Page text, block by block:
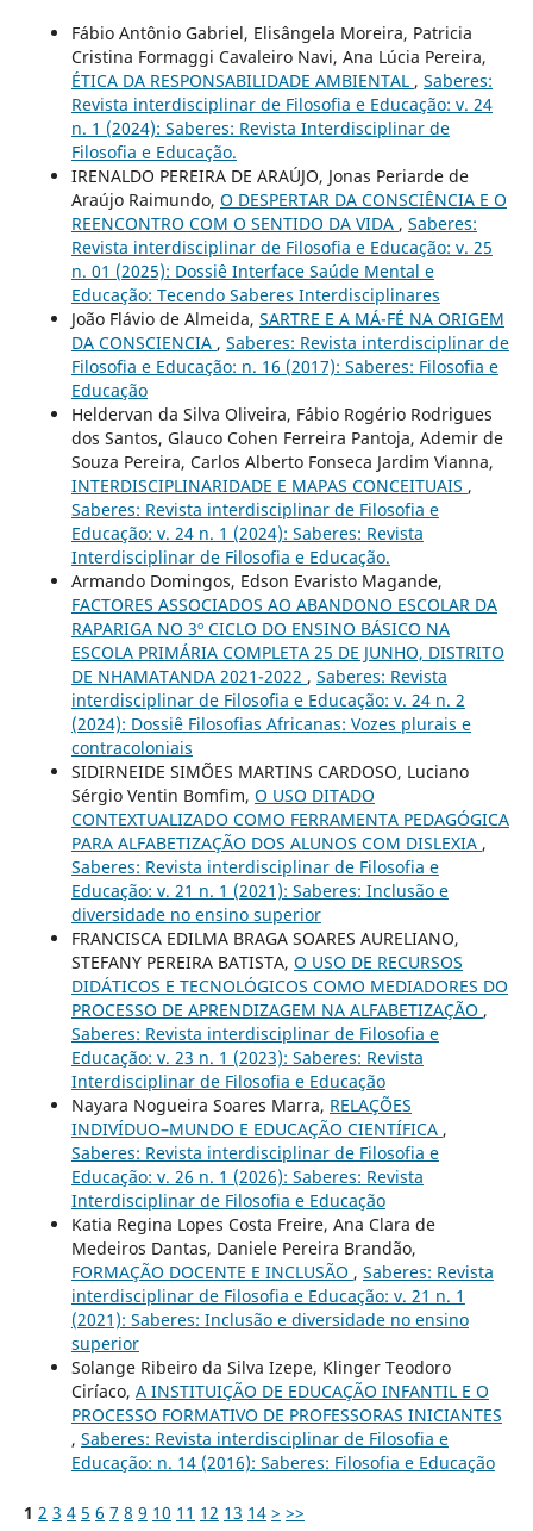
Fábio Antônio Gabriel, Elisângela Moreira, Patricia
Cristina Formaggi Cavaleiro Navi, Ana Lúcia Pereira,
ÉTICA DA RESPONSABILIDADE AMBIENTAL , Saberes:
Revista interdisciplinar de Filosofia e Educação: v. 24
n. 1 (2024): Saberes: Revista Interdisciplinar de
Filosofia e Educação.
IRENALDO PEREIRA DE ARAÚJO, Jonas Periarde de
Araújo Raimundo, O DESPERTAR DA CONSCIÊNCIA E O
REENCONTRO COM O SENTIDO DA VIDA , Saberes:
Revista interdisciplinar de Filosofia e Educação: v. 25
n. 01 (2025): Dossiê Interface Saúde Mental e
Educação: Tecendo Saberes Interdisciplinares
João Flávio de Almeida, SARTRE E A MÁ-FÉ NA ORIGEM
DA CONSCIENCIA , Saberes: Revista interdisciplinar de
Filosofia e Educação: n. 16 (2017): Saberes: Filosofia e
Educação
Heldervan da Silva Oliveira, Fábio Rogério Rodrigues
dos Santos, Glauco Cohen Ferreira Pantoja, Ademir de
Souza Pereira, Carlos Alberto Fonseca Jardim Vianna,
INTERDISCIPLINARIDADE E MAPAS CONCEITUAIS ,
Saberes: Revista interdisciplinar de Filosofia e
Educação: v. 24 n. 1 (2024): Saberes: Revista
Interdisciplinar de Filosofia e Educação.
Armando Domingos, Edson Evaristo Magande,
FACTORES ASSOCIADOS AO ABANDONO ESCOLAR DA
RAPARIGA NO 3º CICLO DO ENSINO BÁSICO NA
ESCOLA PRIMÁRIA COMPLETA 25 DE JUNHO, DISTRITO
DE NHAMATANDA 2021-2022 , Saberes: Revista
interdisciplinar de Filosofia e Educação: v. 24 n. 2
(2024): Dossiê Filosofias Africanas: Vozes plurais e
contracoloniais
SIDIRNEIDE SIMÕES MARTINS CARDOSO, Luciano
Sérgio Ventin Bomfim, O USO DITADO
CONTEXTUALIZADO COMO FERRAMENTA PEDAGÓGICA
PARA ALFABETIZAÇÃO DOS ALUNOS COM DISLEXIA ,
Saberes: Revista interdisciplinar de Filosofia e
Educação: v. 21 n. 1 (2021): Saberes: Inclusão e
diversidade no ensino superior
FRANCISCA EDILMA BRAGA SOARES AURELIANO,
STEFANY PEREIRA BATISTA, O USO DE RECURSOS
DIDÁTICOS E TECNOLÓGICOS COMO MEDIADORES DO
PROCESSO DE APRENDIZAGEM NA ALFABETIZAÇÃO ,
Saberes: Revista interdisciplinar de Filosofia e
Educação: v. 23 n. 1 (2023): Saberes: Revista
Interdisciplinar de Filosofia e Educação
Nayara Nogueira Soares Marra, RELAÇÕES
INDIVÍDUO–MUNDO E EDUCAÇÃO CIENTÍFICA ,
Saberes: Revista interdisciplinar de Filosofia e
Educação: v. 26 n. 1 (2026): Saberes: Revista
Interdisciplinar de Filosofia e Educação
Katia Regina Lopes Costa Freire, Ana Clara de
Medeiros Dantas, Daniele Pereira Brandão,
FORMAÇÃO DOCENTE E INCLUSÃO , Saberes: Revista
interdisciplinar de Filosofia e Educação: v. 21 n. 1
(2021): Saberes: Inclusão e diversidade no ensino
superior
Solange Ribeiro da Silva Izepe, Klinger Teodoro
Ciríaco, A INSTITUIÇÃO DE EDUCAÇÃO INFANTIL E O
PROCESSO FORMATIVO DE PROFESSORAS INICIANTES
, Saberes: Revista interdisciplinar de Filosofia e
Educação: n. 14 (2016): Saberes: Filosofia e Educação
1 2 3 4 5 6 7 8 9 10 11 12 13 14 > >>